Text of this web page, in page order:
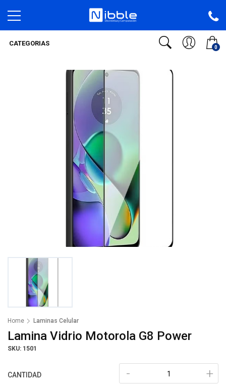
0
CATEGORIAS
Home Laminas Celular
Lamina Vidrio Motorola G8 Power
SKU: 1501
CANTIDAD +
-